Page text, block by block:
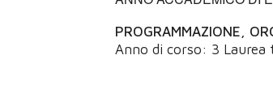
PROGRAMMAZIONE,
Anno di corso: 3 Laurea